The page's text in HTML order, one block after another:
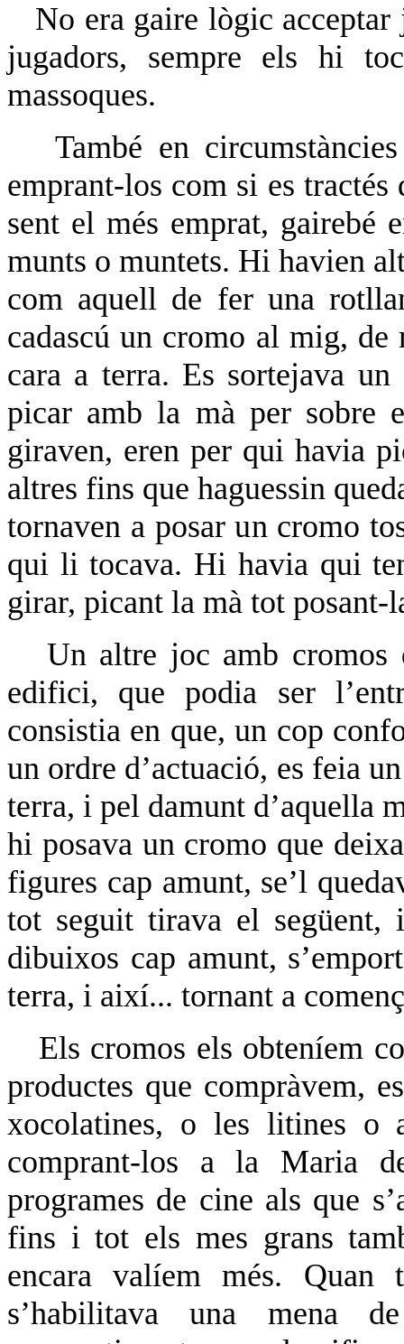
No era gaire lògic
jugadors, sempre els hi
massoques.
També en
emprant-los com si es tractés
sent el més emprat, gairebé
munts o muntets. Hi havien
com aquell de fer una
cadascú un cromo al mig, de
cara a terra. Es sortejava
picar amb la mà per sobre
giraven, eren per qui havia
altres fins que haguessin
tornaven a posar un cromo
qui li tocava. Hi havia qui
girar, picant la mà tot posant-
Un altre joc amb cromos
edifici, que podia ser
consistia en que, un cop
un ordre d’actuació, es feia
terra, i pel damunt d’aquella
hi posava un cromo que
figures cap amunt, se’l
tot seguit tirava el següent,
dibuixos cap amunt,
terra, i així... tornant a
Els cromos els obteníem
productes que compràvem,
xocolatines, o les litines o
comprant-los a la Maria
programes de cine als que
fins i tot els mes grans
encara valíem més.
s’habilitava una mena